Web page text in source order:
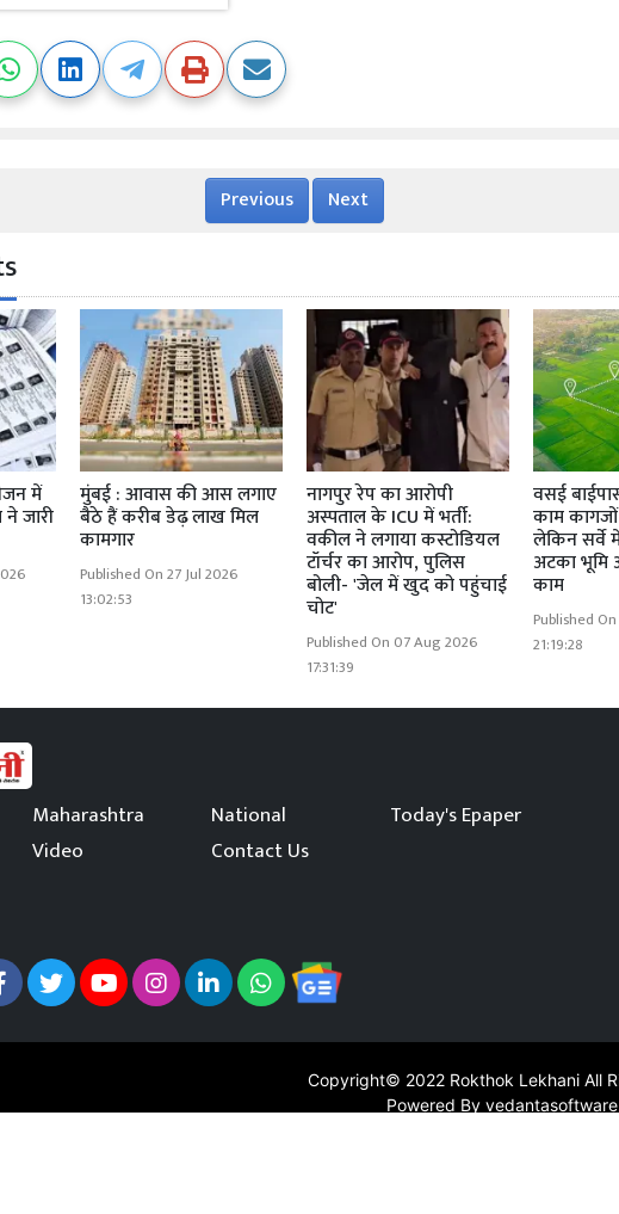
Previous Next
में
जारी
मुंबई : आवास की आस लगाए
बैठे हैं करीब डेढ़ लाख मिल
कामगार
Published On 27 Jul 2026
13:02:53
नागपुर रेप का आरोपी
अस्पताल के ICU में भर्ती:
वकील ने लगाया कस्टोडियल
टॉर्चर का आरोप, पुलिस
बोली- 'जेल में खुद को पहुंचाई
चोट'
Published On 07 Aug 2026
17:31:39
वसई
काम
लेकिन सर्वे
अटका भूमि
काम
Published
21:19:28
Maharashtra National
Today's Epaper
Video Contact Us
Copyright© 2022 Rokthok Lekhani All
Powered By